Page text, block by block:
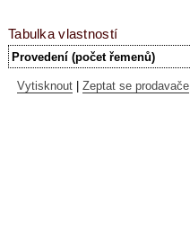
Tabulka vlastností
Provedení (počet řemenů)
Vytisknout Zeptat se prodavače